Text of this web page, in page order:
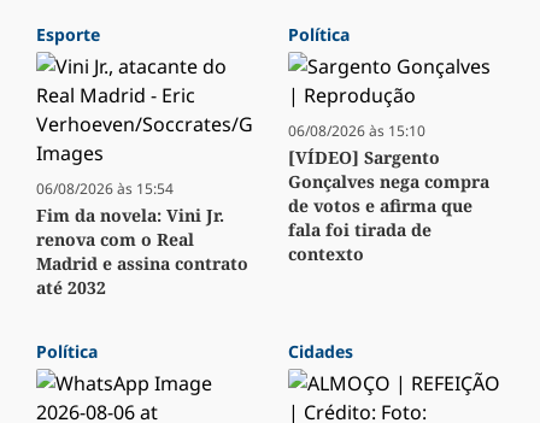
Esporte
06/08/2026 às 15:54
Fim da novela: Vini Jr.
renova com o Real
Madrid e assina contrato
até 2032
Política
06/08/2026 às 15:10
[VÍDEO] Sargento
Gonçalves nega compra
de votos e afirma que
fala foi tirada de
contexto
Política Cidades